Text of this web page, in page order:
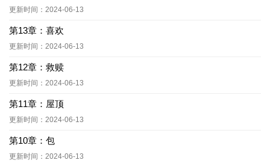
更新时间：2024-06-13
第13章：喜欢
更新时间：2024-06-13
第12章：救赎
更新时间：2024-06-13
第11章：屋顶
更新时间：2024-06-13
第10章：包
更新时间：2024-06-13